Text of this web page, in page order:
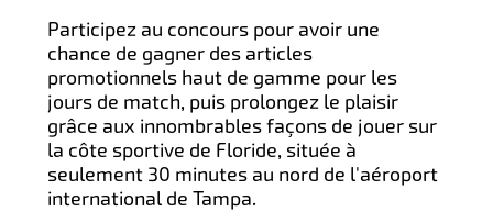
Participez au concours pour avoir une
chance de gagner des articles
promotionnels haut de gamme pour les
jours de match, puis prolongez le plaisir
grâce aux innombrables façons de jouer sur
la côte sportive de Floride, située à
seulement 30 minutes au nord de l'aéroport
international de Tampa.